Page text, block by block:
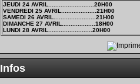
JEUDI 24 AVRIL..........................20H00
VENDREDI 25 AVRIL....................21H00
SAMEDI 26 AVRIL........................21H00
DIMANCHE 27 AVRIL...................18H00
LUNDI 28 AVRIL.........................20H00
Infos